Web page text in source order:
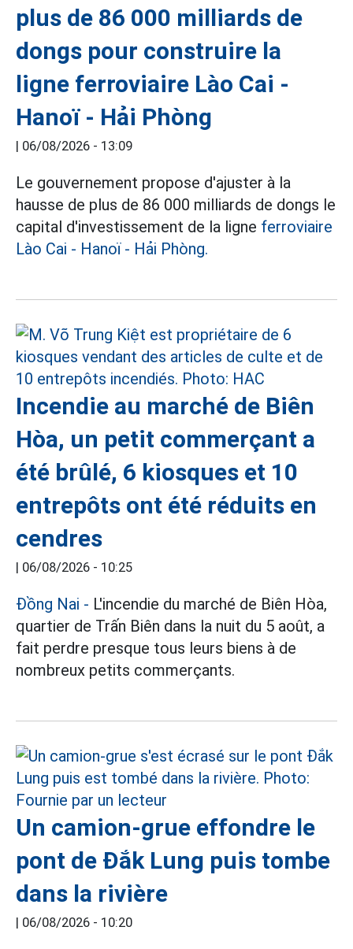
plus de 86 000 milliards de
dongs pour construire la
ligne ferroviaire Lào Cai -
Hanoï - Hải Phòng
06/08/2026 - 13:09
Le gouvernement propose d'ajuster à la
hausse de plus de 86 000 milliards de dongs le
capital d'investissement de la ligne ferroviaire
Lào Cai - Hanoï - Hải Phòng.
Incendie au marché de Biên
Hòa, un petit commerçant a
été brûlé, 6 kiosques et 10
entrepôts ont été réduits en
cendres
06/08/2026 - 10:25
Đồng Nai - L'incendie du marché de Biên Hòa,
quartier de Trấn Biên dans la nuit du 5 août, a
fait perdre presque tous leurs biens à de
nombreux petits commerçants.
Un camion-grue effondre le
pont de Đắk Lung puis tombe
dans la rivière
06/08/2026 - 10:20